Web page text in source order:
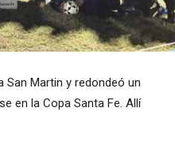
San Martin y redondeó un
en la Copa Santa Fe. Allí